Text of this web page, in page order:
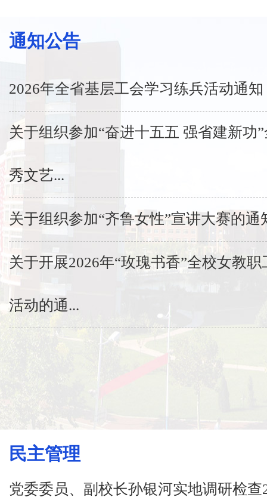
通知公告
2026年全省基层工会学习练兵活动通知
关于组织参加“奋进十五五 强省建新功
秀文艺...
关于组织参加“齐鲁女性”宣讲大赛的通
关于开展2026年“玫瑰书香”全校女教
活动的通...
民主管理
党委委员、副校长孙银河实地调研检查